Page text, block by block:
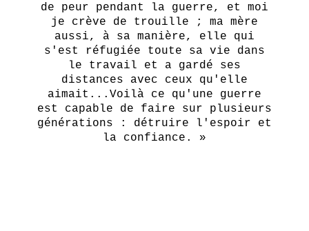
de peur pendant la guerre, et moi
je crève de trouille ; ma mère
aussi, à sa manière, elle qui
s'est réfugiée toute sa vie dans
le travail et a gardé ses
distances avec ceux qu'elle
aimait...Voilà ce qu'une guerre
est capable de faire sur plusieurs
générations : détruire l'espoir et
la confiance. »